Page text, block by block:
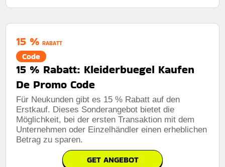
15 % RABATT
Code
15 % Rabatt: Kleiderbuegel Kaufen
De Promo Code
Für Neukunden gibt es 15 % Rabatt auf den
Erstkauf. Dieses Sonderangebot bietet die
Möglichkeit, bei der ersten Transaktion mit dem
Unternehmen oder Einzelhändler einen erheblichen
Betrag zu sparen.
GET ANGEBOT